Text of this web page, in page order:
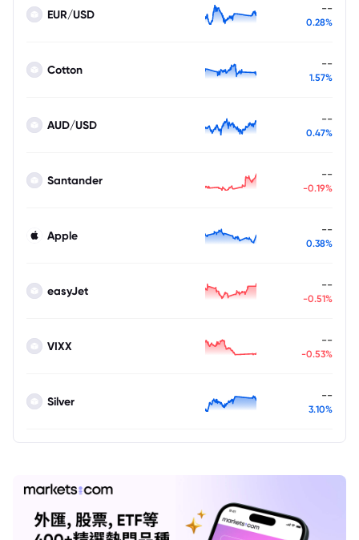
EUR/USD --
0.28%
Cotton --
1.57%
AUD/USD --
0.47%
Santander --
-0.19%
Apple --
0.38%
easyJet --
-0.51%
VIXX --
-0.53%
Silver --
3.10%